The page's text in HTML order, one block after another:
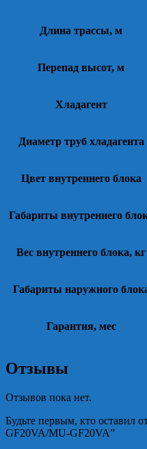
Длина трассы, м
Перепад высот, м
Хладагент
Диаметр труб хладагента
Цвет внутреннего блока
Габариты внутреннего
Вес внутреннего блока, кг
Габариты наружного
Гарантия, мес
Отзывы
Отзывов пока нет.
Будьте первым, кто оставил
GF20VA/MU-GF20VA”